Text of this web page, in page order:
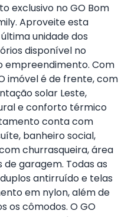
exclusivo no GO Bom
Aproveite esta
unidade dos
disponível no
empreendimento. Com
imóvel é de frente, com
solar Leste,
e conforto térmico
conta com
banheiro social,
churrasqueira, área
de garagem. Todas as
antirruído e telas
em nylon, além de
os cômodos. O GO